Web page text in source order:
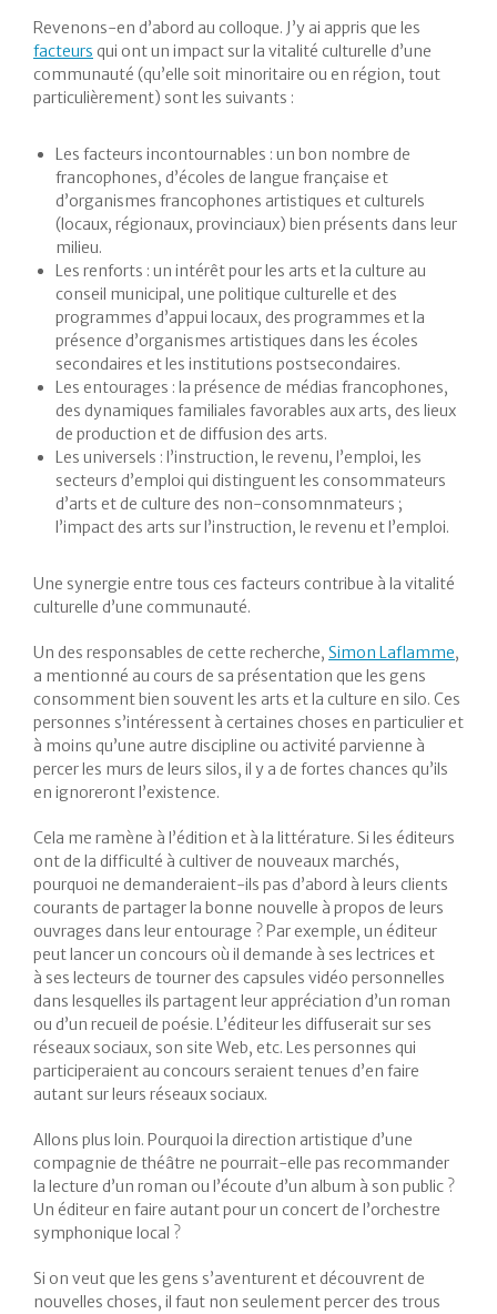
Revenons-en d’abord au colloque. J’y ai appris que les
facteurs qui ont un impact sur la vitalité culturelle d’une
communauté (qu’elle soit minoritaire ou en région, tout
particulièrement) sont les suivants :
Les facteurs incontournables : un bon nombre de
francophones, d’écoles de langue française et
d’organismes francophones artistiques et culturels
(locaux, régionaux, provinciaux) bien présents dans leur
milieu.
Les renforts : un intérêt pour les arts et la culture au
conseil municipal, une politique culturelle et des
programmes d’appui locaux, des programmes et la
présence d’organismes artistiques dans les écoles
secondaires et les institutions postsecondaires.
Les entourages : la présence de médias francophones,
des dynamiques familiales favorables aux arts, des lieux
de production et de diffusion des arts.
Les universels : l’instruction, le revenu, l’emploi, les
secteurs d’emploi qui distinguent les consommateurs
d’arts et de culture des non-consomnmateurs ;
l’impact des arts sur l’instruction, le revenu et l’emploi.
Une synergie entre tous ces facteurs contribue à la vitalité
culturelle d’une communauté.
Un des responsables de cette recherche, Simon Laflamme,
a mentionné au cours de sa présentation que les gens
consomment bien souvent les arts et la culture en silo. Ces
personnes s’intéressent à certaines choses en particulier et
à moins qu’une autre discipline ou activité parvienne à
percer les murs de leurs silos, il y a de fortes chances qu’ils
en ignoreront l’existence.
Cela me ramène à l’édition et à la littérature. Si les éditeurs
ont de la difficulté à cultiver de nouveaux marchés,
pourquoi ne demanderaient-ils pas d’abord à leurs clients
courants de partager la bonne nouvelle à propos de leurs
ouvrages dans leur entourage ? Par exemple, un éditeur
peut lancer un concours où il demande à ses lectrices et
à ses lecteurs de tourner des capsules vidéo personnelles
dans lesquelles ils partagent leur appréciation d’un roman
ou d’un recueil de poésie. L’éditeur les diffuserait sur ses
réseaux sociaux, son site Web, etc. Les personnes qui
participeraient au concours seraient tenues d’en faire
autant sur leurs réseaux sociaux.
Allons plus loin. Pourquoi la direction artistique d’une
compagnie de théâtre ne pourrait-elle pas recommander
la lecture d’un roman ou l’écoute d’un album à son public ?
Un éditeur en faire autant pour un concert de l’orchestre
symphonique local ?
Si on veut que les gens s’aventurent et découvrent de
nouvelles choses, il faut non seulement percer des trous